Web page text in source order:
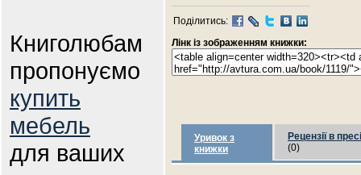
Книголюбам
пропонуємо
купить
мебель
для ваших
Поділитись:
Лінк із зображенням книжки:
Уривок з
книжки
Рецензії в пресі
(0)